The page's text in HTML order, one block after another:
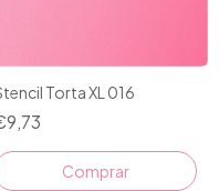
Torta XL 016